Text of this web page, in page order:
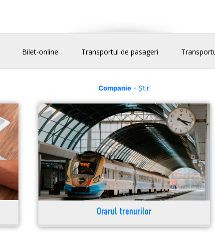
Bilet-online Transportul de pasageri
Companie- Știri
Orarul trenurilor